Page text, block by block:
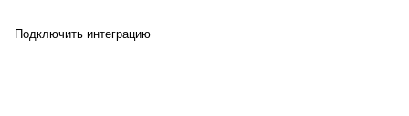
Подключить интеграцию